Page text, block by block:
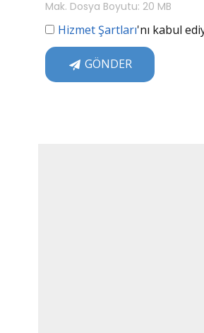
Mak. Dosya Boyutu: 20 MB
Hizmet Şartları'nı kabul
GÖNDER